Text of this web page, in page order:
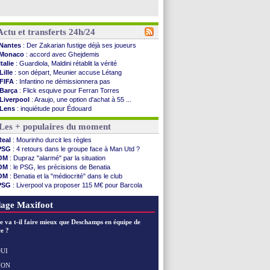
et transferts 24h/24
: Der Zakarian fustige déjà ses joueurs
: accord avec Ghejdemis
: Guardiola, Maldini rétablit la vérité
Lille : son départ, Meunier accuse Létang
FIFA : Infantino ne démissionnera pas
Barça : Flick esquive pour Ferran Torres
Liverpool : Araujo, une option d'achat à 55 ...
Lens : inquiétude pour Édouard
Man Utd: Vitek vendu à Middlesbrough (off.)
PSV : Sano recruté pour 14,5 M€ (officiel)
OM: Coventry pense à Angel Gomes
: Rafel Pol satisfait des progrès
: le Barça vainqueur puis battu
: Calhanoglu prêt à prolonger
: Abdelmonem veut rester
: le classement complet
: les résultats de la soirée
: Nice battu aux tirs au but
: Dupraz "alarmé" par la situation
+ populaires du moment
: Mourinho durcit les règles
: 4 retours dans le groupe face à Man Utd ?
: Dupraz "alarmé" par la situation
: le PSG, les précisions de Benatia
: Benatia et la "médiocrité" dans le club
: Liverpool va proposer 115 M€ pour Barcola
: Côme pousse pour Gouiri
Maxifoot
va t-il faire mieux que Deschamps en équipe de
?